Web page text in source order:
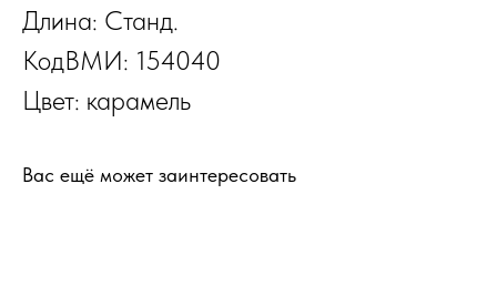
Длина: Станд.
КодВМИ: 154040
Цвет: карамель
Вас ещё может заинтересовать